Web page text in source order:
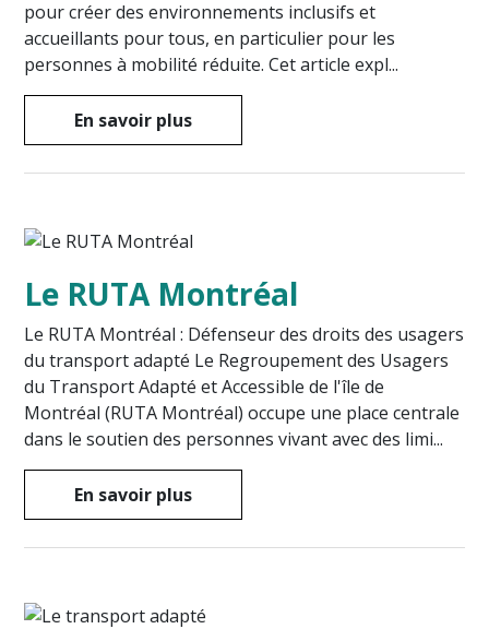
pour créer des environnements inclusifs et
accueillants pour tous, en particulier pour les
personnes à mobilité réduite. Cet article expl...
En savoir plus
Le RUTA Montréal
Le RUTA Montréal : Défenseur des droits des usagers
du transport adapté Le Regroupement des Usagers
du Transport Adapté et Accessible de l'île de
Montréal (RUTA Montréal) occupe une place centrale
dans le soutien des personnes vivant avec des limi...
En savoir plus